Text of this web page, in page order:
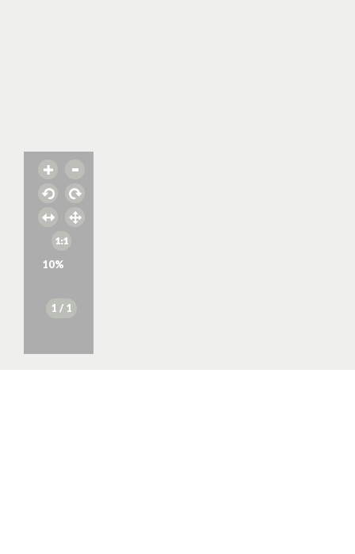
10%
1 / 1